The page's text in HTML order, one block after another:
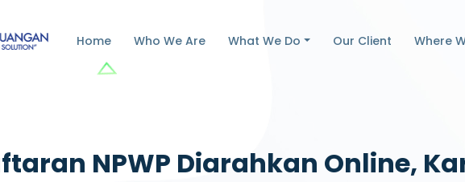
Home Who We Are What We Do Our Client Where
NPWP Diarahkan Online,